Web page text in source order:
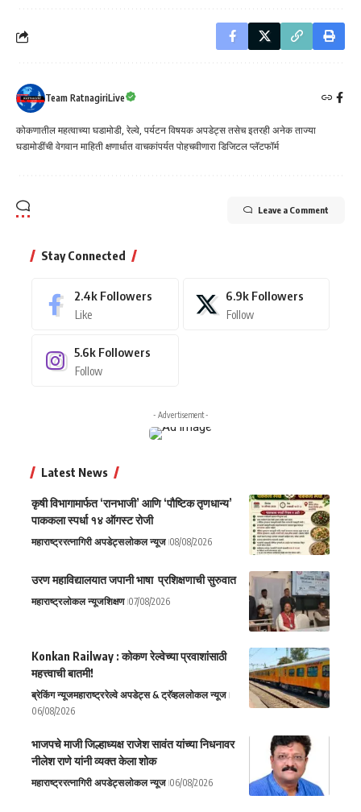
Team RatnagiriLive
कोकणातील महत्वाच्या घडामोडी, रेल्वे, पर्यटन विषयक अपडेट्स तसेच इतरही अनेक ताज्या
घडामोडींची वेगवान माहिती क्षणार्धात वाचकांपर्यत पोहचवीणारा डिजिटल प्लॅटफॉर्म
Leave a Comment
Stay Connected
2.4k Followers
Like
6.9k Followers
Follow
5.6k Followers
Follow
- Advertisement -
Latest News
कृषी विभागामार्फत ‘रानभाजी’ आणि ‘पौष्टिक तृणधान्य’
पाककला स्पर्धा १४ ऑगस्ट रोजी
महाराष्ट्ररत्नागिरी अपडेट्सलोकल न्यूज 08/08/2026
उरण महाविद्यालयात जपानी भाषा प्रशिक्षणाची सुरुवात
महाराष्ट्रलोकल न्यूजशिक्षण 07/08/2026
Konkan Railway : कोकण रेल्वेच्या प्रवाशांसाठी
महत्त्वाची बातमी!
ब्रेकिंग न्यूजमहाराष्ट्ररेल्वे अपडेट्स & ट्रॅव्हललोकल न्यूज
06/08/2026
भाजपचे माजी जिल्हाध्यक्ष राजेश सावंत यांच्या निधनावर
नीलेश राणे यांनी व्यक्त केला शोक
महाराष्ट्ररत्नागिरी अपडेट्सलोकल न्यूज 06/08/2026